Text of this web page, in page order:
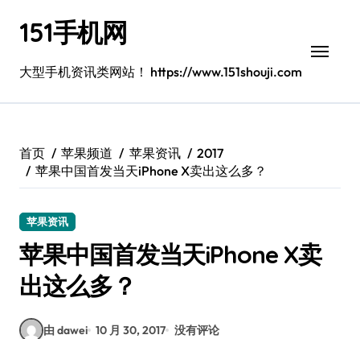
151手机网
大型手机资讯类网站！ https://www.151shouji.com
首页 苹果频道 苹果资讯
2017
苹果中国首发当天iPhone X卖出这么多？
苹果资讯
苹果中国首发当天iPhone X卖
出这么多？
由 dawei 10 月 30, 2017 没有评论